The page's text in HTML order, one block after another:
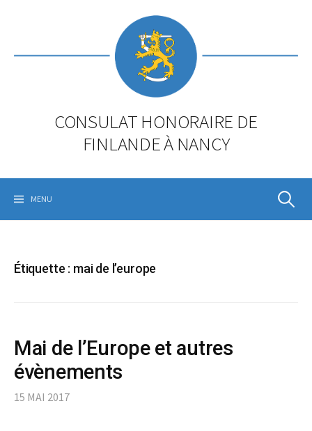
CONSULAT HONORAIRE DE
FINLANDE À NANCY
MENU
Étiquette : mai de l’europe
Mai de l’Europe et autres
évènements
15 MAI 2017